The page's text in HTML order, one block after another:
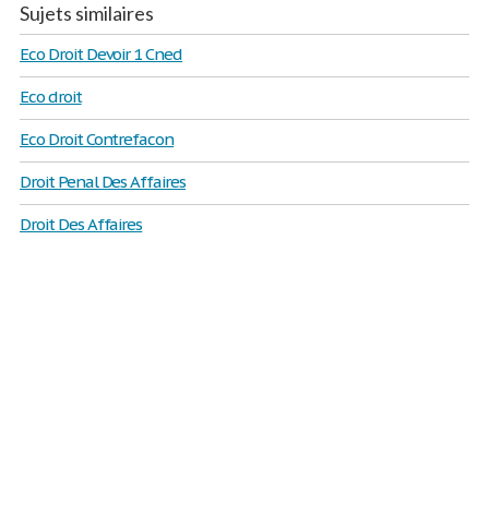
Sujets similaires
Eco Droit Devoir 1 Cned
Eco droit
Eco Droit Contrefacon
Droit Penal Des Affaires
Droit Des Affaires